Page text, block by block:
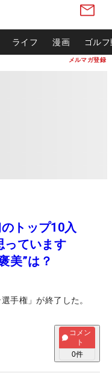
メルマガ登録
ライフ 漫画 ゴル
トップ10入
ています
美”は？
手権」が終了した。
コメン
ト
0件